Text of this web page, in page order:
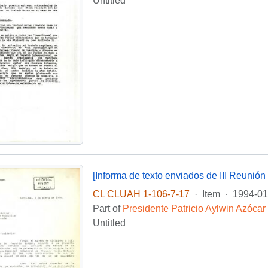
CL CLUAH 1-106-7-17 · Item · 1994-
Part of Presidente Patricio Aylwin
Untitled